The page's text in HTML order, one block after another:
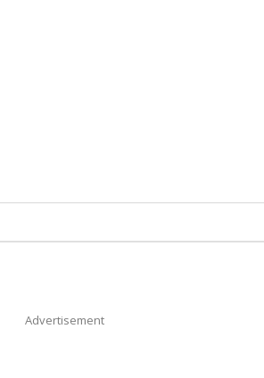
Advertisement